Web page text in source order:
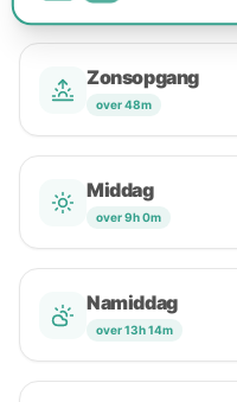
Zonsopgang
over 48m
Middag
over 9h 0m
Namiddag
over 13h 14m